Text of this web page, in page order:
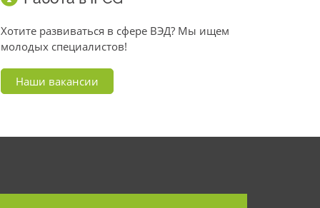
Хотите развиваться в сфере ВЭД? Мы ищем
молодых специалистов!
Наши вакансии